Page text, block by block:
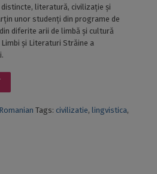
literatură, civilizație și
unor studenți din programe de
diferite arii de limbă și cultură
și Literaturi Străine a
Romanian Tags: civilizatie, lingvistica,